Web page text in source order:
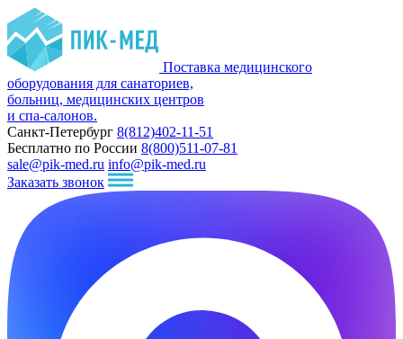
Поставка медицинского
оборудования для санаториев,
больниц, медицинских центров
и спа-салонов.
Санкт-Петербург 8(812)402-11-51
Бесплатно по России 8(800)511-07-81
sale@pik-med.ru info@pik-med.ru
Заказать звонок